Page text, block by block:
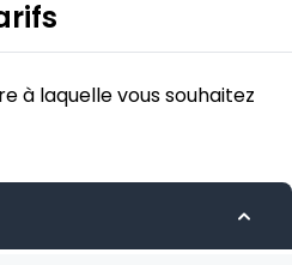
à laquelle vous souhaitez